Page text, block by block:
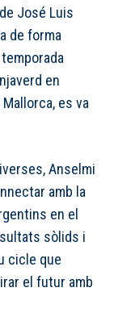
José Luis
de forma
en
es va
Anselmi
amb la
en el
sòlids i
cicle que
el futur amb